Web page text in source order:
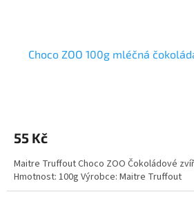
Choco ZOO 100g mléčná
55 Kč
Maitre Truffout Choco ZOO Čokoládové
Hmotnost: 100g Výrobce: Maitre Truffout